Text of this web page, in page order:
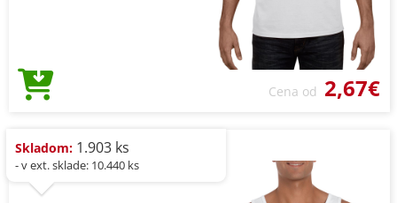
Cena od 2,67€
Skladom: 1.903 ks
- v ext. sklade: 10.440 ks